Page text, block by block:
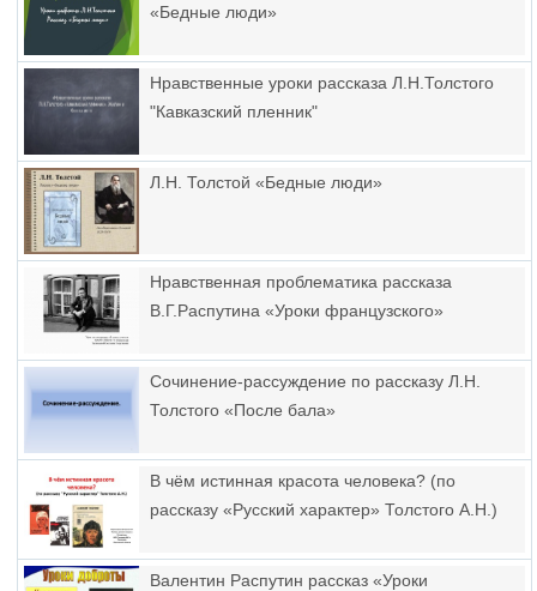
«Бедные люди»
Нравственные уроки рассказа Л.Н.Толстого
"Кавказский пленник"
Л.Н. Толстой «Бедные люди»
Нравственная проблематика рассказа
В.Г.Распутина «Уроки французского»
Сочинение-рассуждение по рассказу Л.Н.
Толстого «После бала»
В чём истинная красота человека? (по
рассказу «Русский характер» Толстого А.Н.)
Валентин Распутин рассказ «Уроки